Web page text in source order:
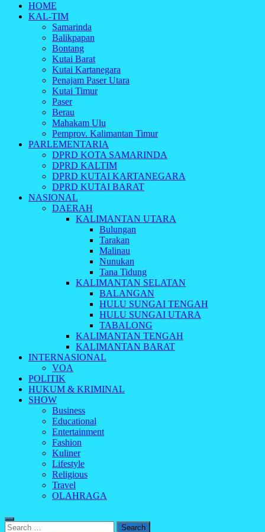
Indonesia Cyber
Media Cetak, Online & Streaming
HOME
KAL-TIM
Samarinda
Balikpapan
Bontang
Kutai Barat
Kutai Kartanegara
Penajam Paser Utara
Kutai Timur
Paser
Berau
Mahakam Ulu
Pemprov. Kalimantan Timur
PARLEMENTARIA
DPRD KOTA SAMARINDA
DPRD KALTIM
DPRD KUTAI KARTANEGARA
DPRD KUTAI BARAT
NASIONAL
DAERAH
KALIMANTAN UTARA
Bulungan
Tarakan
Malinau
Nunukan
Tana Tidung
KALIMANTAN SELATAN
BALANGAN
HULU SUNGAI TENGAH
HULU SUNGAI UTARA
TABALONG
KALIMANTAN TENGAH
KALIMANTAN BARAT
INTERNASIONAL
VOA
POLITIK
HUKUM & KRIMINAL
SHOW
Business
Educational
Entertainment
Fashion
Kuliner
Lifestyle
Religious
Travel
OLAHRAGA
Search